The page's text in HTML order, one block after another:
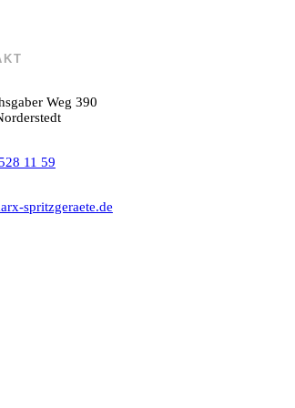
Weg 390
11 59
spritzgeraete.de